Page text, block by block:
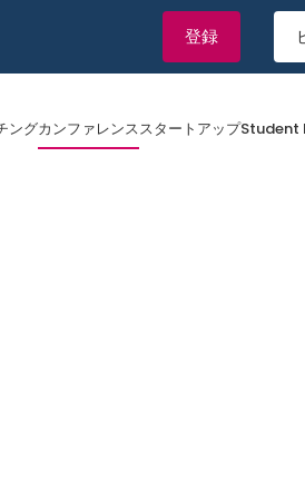
登録
ングカンファレンススタートアップStudent